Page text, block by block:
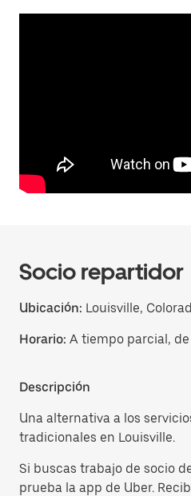
Socio repartidor
Ubicación: Louisville,
Horario: A tiempo parcial,
Descripción
Una alternativa a los
tradicionales en Louisville.
Si buscas trabajo de socio
prueba la app de Uber.